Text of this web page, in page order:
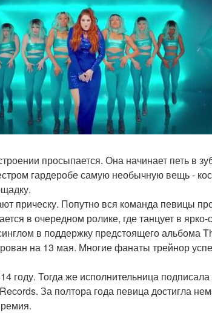
просыпается. Она начинает петь в
гардеробе самую необычную вещь -
прическу. Попутно вся команда певицы
в очередном ролике, где танцует в ярко-
в поддержку предстоящего альбома
на 13 мая. Многие фанаты трейнор
году. Тогда же исполнительница подписала
За полтора года певица достигла